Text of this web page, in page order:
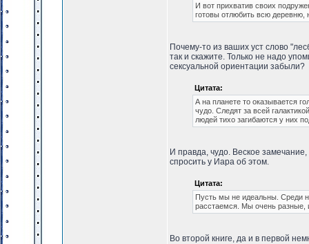
И вот прихватив своих
готовы отлюбить всю деревню,
Почему-то из ваших уст слово
так и скажите. Только не надо
сексуальной ориентации забыли?
Цитата:
А на планете то оказывается
чудо. Следят за всей
людей тихо загибаются у них
И правда, чудо. Веское
спросить у Иара об этом.
Цитата:
Пусть мы не идеальны. Среди
расстаемся. Мы очень разные,
Во второй книге, да и в первой